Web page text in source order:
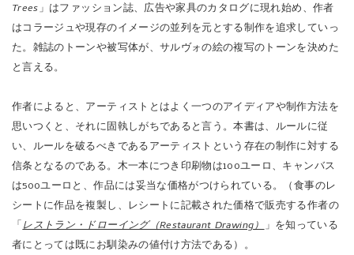
Trees」はファッション誌、広告や家具のカタログに現れ始め、作者
はコラージュや現存のイメージの並列を元とする制作を追求していっ
た。雑誌のトーンや被写体が、サルヴォの絵の複写のトーンを決めた
と言える。
作者によると、アーティストとはよく一つのアイディアや制作方法を
思いつくと、それに固執しがちであると言う。本書は、ルールに従
い、ルールを破るべきであるアーティストという存在の制作に対する
信条となるのである。木一本につき印刷物は100ユーロ、キャンバス
は500ユーロと、作品には妥当な価格がつけられている。（食事のレ
シートに作品を複製し、レシートに記載された価格で販売する作者の
「レストラン・ドローイング（Restaurant Drawing）」 を知っている
者にとっては既にお馴染みの値付け方法である）。